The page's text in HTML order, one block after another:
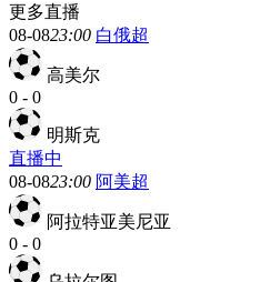
更多直播
08-0823:00 白俄超
高美尔
0 - 0
明斯克
直播中
08-0823:00 阿美超
阿拉特亚美尼亚
0 - 0